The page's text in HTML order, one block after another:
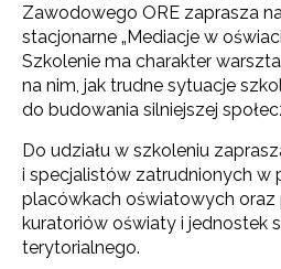
Zawodowego ORE zaprasza
stacjonarne „Mediacje w
Szkolenie ma charakter
na nim, jak trudne sytuacje
do budowania silniejszej
Do udziału w szkoleniu
i specjalistów zatrudnionych w
placówkach oświatowych oraz
kuratoriów oświaty i jednostek
terytorialnego.